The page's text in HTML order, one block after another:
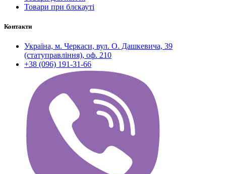
Товари при блєкауті
Контакти
Україна, м. Черкаси, вул. О. Дашкевича, 39
(статуправління), оф. 210
+38 (096) 191-31-66